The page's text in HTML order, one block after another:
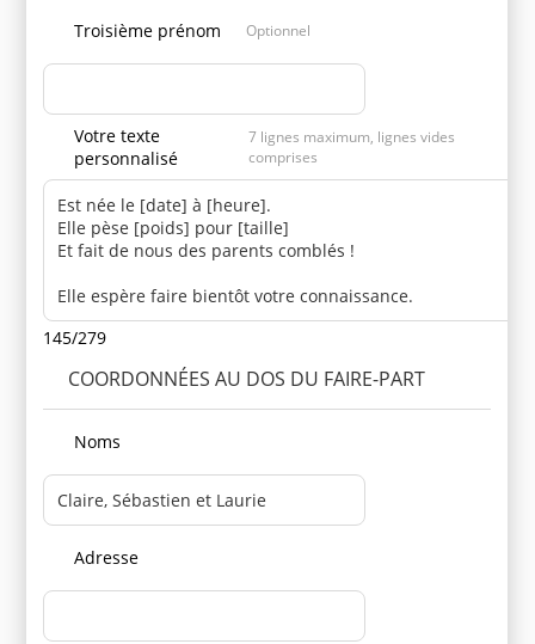
Troisième prénom Optionnel
Votre texte
personnalisé
7 lignes maximum, lignes vides
comprises
145/279
COORDONNÉES AU DOS DU FAIRE-PART
Noms
Adresse